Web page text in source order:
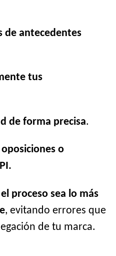
de antecedentes
tus
de forma precisa.
o
proceso sea lo más
, evitando errores que
de tu marca.